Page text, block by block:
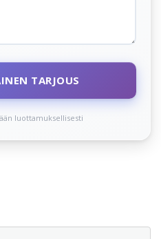
TARJOUS
luottamuksellisesti